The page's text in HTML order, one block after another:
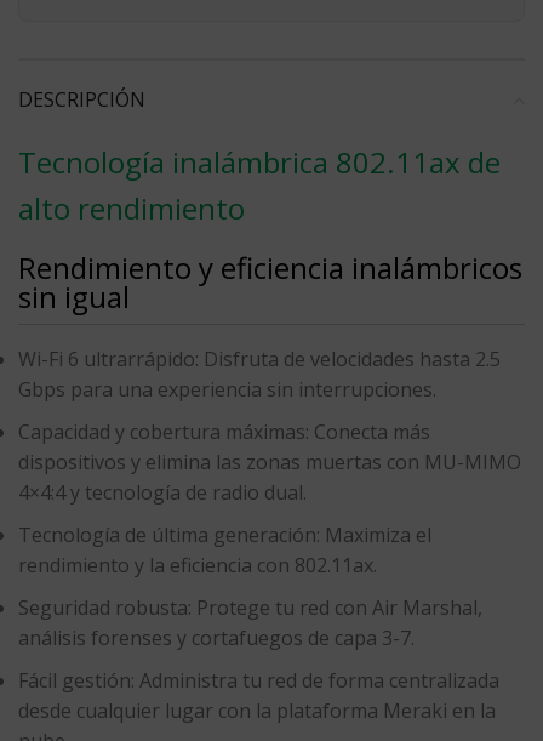
DESCRIPCIÓN
Tecnología inalámbrica 802.11ax de
alto rendimiento
Rendimiento y eficiencia inalámbricos
sin igual
Wi-Fi 6 ultrarrápido: Disfruta de velocidades hasta 2.5
Gbps para una experiencia sin interrupciones.
Capacidad y cobertura máximas: Conecta más
dispositivos y elimina las zonas muertas con MU-MIMO
4×4:4 y tecnología de radio dual.
Tecnología de última generación: Maximiza el
rendimiento y la eficiencia con 802.11ax.
Seguridad robusta: Protege tu red con Air Marshal,
análisis forenses y cortafuegos de capa 3-7.
Fácil gestión: Administra tu red de forma centralizada
desde cualquier lugar con la plataforma Meraki en la